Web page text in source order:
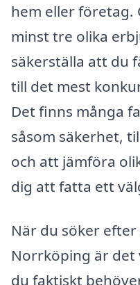
hem eller företag.
minst tre olika
säkerställa att du
till det mest
Det finns många
såsom säkerhet,
och att jämföra
dig att fatta ett
När du söker efter
Norrköping är det
du faktiskt